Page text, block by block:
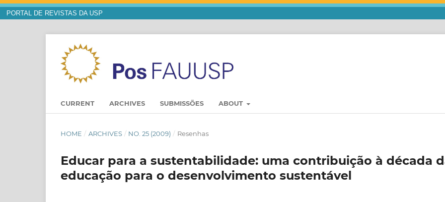
PORTAL DE REVISTAS DA USP
CURRENT ARCHIVES SUBMISSÕES ABOUT
HOME / ARCHIVES / NO. 25 (2009) / Resenhas
Educar para a sustentabilidade: uma contribuição à década
educação para o desenvolvimento sustentável